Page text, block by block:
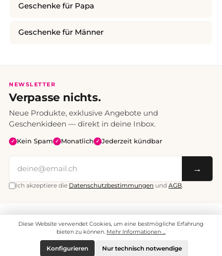
Geschenke für Papa
Geschenke für Männer
NEWSLETTER
Verpasse nichts.
Neue Produkte, exklusive Angebote und
Geschenkideen — direkt in deine Inbox.
✓ Kein Spam ✓ Monatlich ✓ Jederzeit kündbar
→
Ich akzeptiere die Datenschutzbestimmungen und AGB.
versandkostenfrei.
© 2008 - 2026 enjoymedia.ch - Alle Rechte vorbehalten.
Diese Website verwendet Cookies, um eine bestmögliche Erfahrung
bieten zu können. Mehr Informationen ...
Nur technisch notwendige
Konfigurieren